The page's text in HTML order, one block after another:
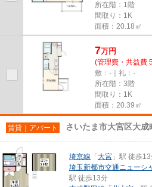
所在階：1階
間取り：1K
面積：20.18㎡
7万円
(管理費・共益費
敷：-｜礼：-
所在階：3階
間取り：1K
面積：20.39㎡
賃貸｜アパート さいたま市大宮区大成
埼京線 「 大宮 」駅 徒歩
埼玉新都市交通ニューシ
駅 徒歩13分